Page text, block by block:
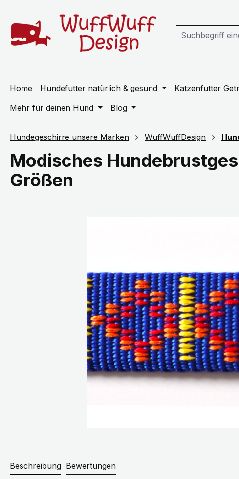
Home Hundefutter natürlich & gesund Katzenfutter
Mehr für deinen Hund
Blog
Hundegeschirre unsere Marken WuffWuffDesign
Modisches
Größen
Beschreibung Bewertungen